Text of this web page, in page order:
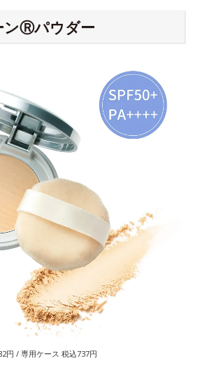
ンⓇパウダー
円 / 専用ケース 税込737円